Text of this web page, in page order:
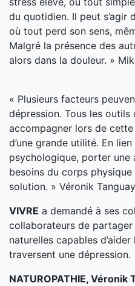
du quotidien. Il peut s’agir
où tout perd son sens,
Malgré la présence des
alors dans la douleur. »
« Plusieurs facteurs
dépression. Tous les
accompagner lors de
d’une grande utilité. En
psychologique, porter une
besoins du corps
solution. » Véronik Tanguay
VIVRE a demandé à ses
collaborateurs de
naturelles capables
traversent une dépression.
NATUROPATHIE, Véronik